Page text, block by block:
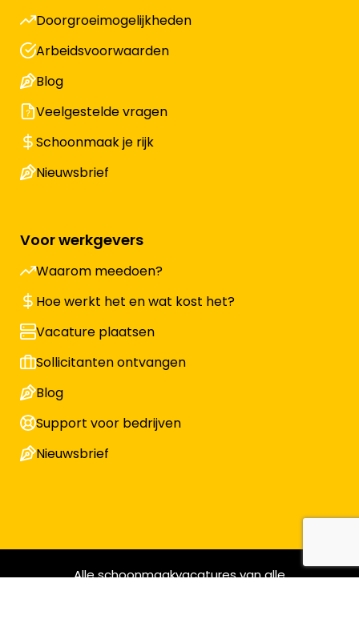
Doorgroeimogelijkheden
Arbeidsvoorwaarden
Blog
Veelgestelde vragen
Schoonmaak je rijk
Nieuwsbrief
Voor werkgevers
Waarom meedoen?
Hoe werkt het en wat kost het?
Vacature plaatsen
Sollicitanten ontvangen
Blog
Support voor bedrijven
Nieuwsbrief
Alle schoonmaakvacatures van alle